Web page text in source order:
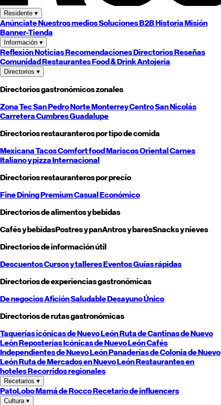
Residente ▾
AnúnciateNuestros mediosSoluciones B2BHistoriaMisión
Banner-Tienda
Información ▾
ReflexiónNoticiasRecomendacionesDirectoriosReseñas
ComunidadRestaurantesFood & DrinkAntojeria
Directorios ▾
Directorios gastronómicos zonales
Zona TecSan PedroNorteMonterreyCentroSan Nicolás
CarreteraCumbresGuadalupe
Directorios restauranteros por tipo de comida
MexicanaTacosComfort foodMariscosOrientalCarnes
Italiano y pizzaInternacional
Directorios restauranteros por precio
Fine DiningPremiumCasualEconómico
Directorios de alimentos y bebidas
Cafés y bebidasPostres y panAntros y baresSnacks y nieves
Directorios de información útil
DescuentosCursos y talleresEventosGuías rápidas
Directorios de experiencias gastronómicas
De negociosAficiónSaludableDesayunoÚnico
Directorios de rutas gastronómicas
Taquerías icónicas deNuevo LeónRuta de Cantinas deNuevo
LeónReposterías Icónicas deNuevo LeónCafés
Independientes deNuevo LeónPanaderías de Colonia deNuevo
LeónRuta de Mercados enNuevo LeónRestaurantes en
hotelesRecorridos regionales
Recetarios ▾
PatoLoboMamá de RoccoRecetario de influencers
Cultura ▾